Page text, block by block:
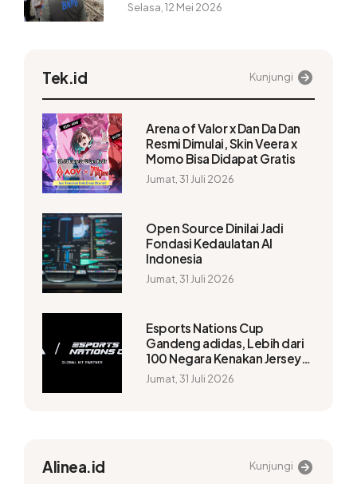
Selasa, 12 Mei 2026
Tek.id Kunjungi
Arena of Valor x Dan Da Dan
Resmi Dimulai, Skin Veera x
Momo Bisa Didapat Gratis
Jumat, 31 Juli 2026
Open Source Dinilai Jadi
Fondasi Kedaulatan AI
Indonesia
Jumat, 31 Juli 2026
Esports Nations Cup
Gandeng adidas, Lebih dari
100 Negara Kenakan Jersey
Resmi
Jumat, 31 Juli 2026
Alinea.id Kunjungi